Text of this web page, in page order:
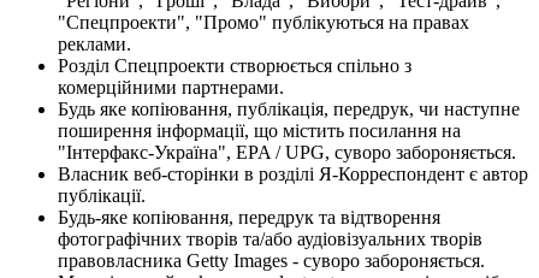
"Спецпроекти", "Промо" публікуються на правах
реклами.
Розділ Спецпроекти створюється спільно з
комерційними партнерами.
Будь яке копіювання, публікація, передрук, чи наступне
поширення інформації, що містить посилання на
"Інтерфакс-Україна", EPA / UPG, суворо забороняється.
Власник веб-сторінки в розділі Я-Корреспондент є автор
публікації.
Будь-яке копіювання, передрук та відтворення
фотографічних творів та/або аудіовізуальних творів
правовласника Getty Images - суворо забороняється.